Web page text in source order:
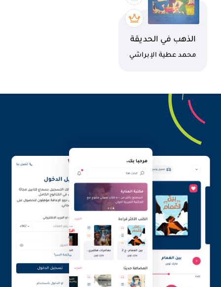
اسم الكتاب
الذهب في الحديقة
كاتب
محمد عطية الإبراشي